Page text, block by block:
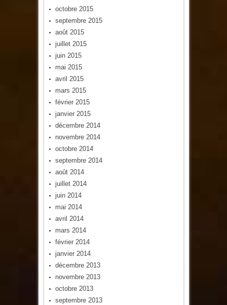
octobre 2015
septembre 2015
août 2015
juillet 2015
juin 2015
mai 2015
avril 2015
mars 2015
février 2015
janvier 2015
décembre 2014
novembre 2014
octobre 2014
septembre 2014
août 2014
juillet 2014
juin 2014
mai 2014
avril 2014
mars 2014
février 2014
janvier 2014
décembre 2013
novembre 2013
octobre 2013
septembre 2013